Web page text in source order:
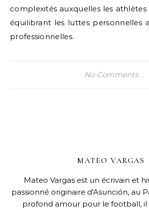
complexités auxquelles les
équilibrant les luttes personnelles
professionnelles.
No Comments
MATEO VARGAS
Mateo Vargas est un écrivain et
passionné originaire d'Asunción, au
profond amour pour le football, il